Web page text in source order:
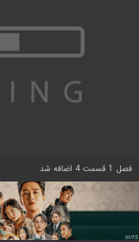
فصل 1 قسمت 4 اضافه شد